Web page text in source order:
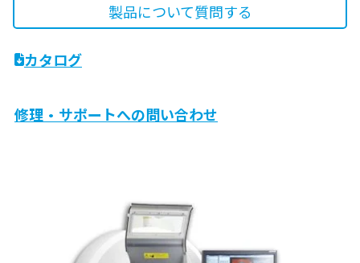
製品について質問する
カタログ
修理・サポートへの問い合わせ